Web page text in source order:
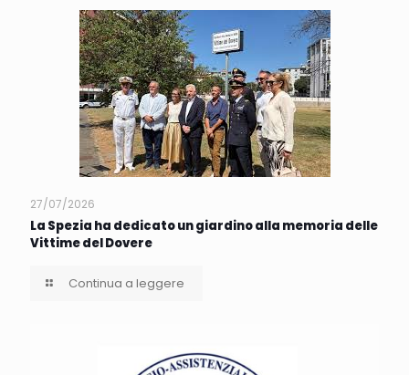
27/07/2026
La Spezia ha dedicato un giardino alla memoria delle
Vittime del Dovere
Continua a leggere